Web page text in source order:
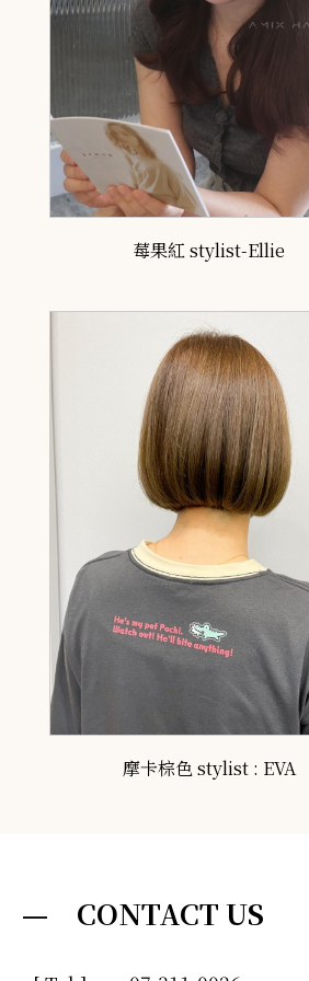
莓果紅 stylist-Ellie
摩卡棕色 stylist : EVA
— CONTACT US